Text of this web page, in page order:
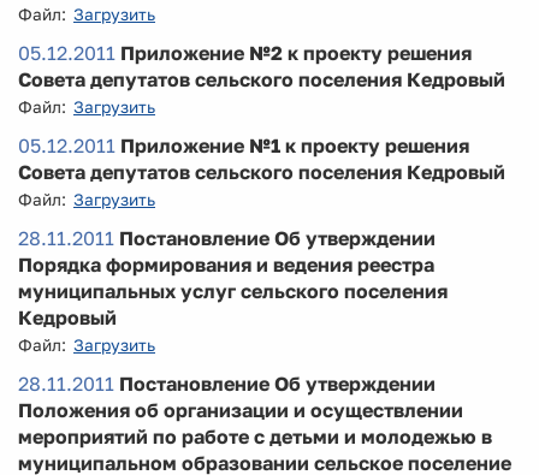
Файл: Загрузить
05.12.2011 Приложение №2 к проекту решения
Совета депутатов сельского поселения Кедровый
Файл: Загрузить
05.12.2011 Приложение №1 к проекту решения
Совета депутатов сельского поселения Кедровый
Файл: Загрузить
28.11.2011 Постановление Об утверждении
Порядка формирования и ведения реестра
муниципальных услуг сельского поселения
Кедровый
Файл: Загрузить
28.11.2011 Постановление Об утверждении
Положения об организации и осуществлении
мероприятий по работе с детьми и молодежью в
муниципальном образовании сельское поселение